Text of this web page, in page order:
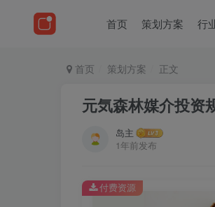
首页 策划方案 行
首页 策划方案 正文
元気森林媒介投资
岛主
1年前发布
付费资源